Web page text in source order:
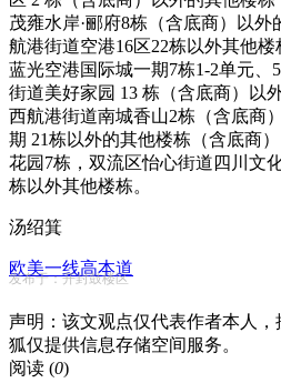
茂雍水岸·郦府8栋（含底商）以
航港街道空港16区22栋以外其他
蓝光空港国际城一期7栋1-2单元、
街道美好家园 13 栋（含底商）以
西航港街道南城香山2栋（含底商
期 21栋以外的其他楼栋（含底商
花园7栋，双流区怡心街道四川文
栋以外其他楼栋。
汤绍箕
欧美一线高本道
发布于：开封鼓楼区
声明：该文观点仅代表作者本人
狐仅提供信息存储空间服务。
阅读 (0)